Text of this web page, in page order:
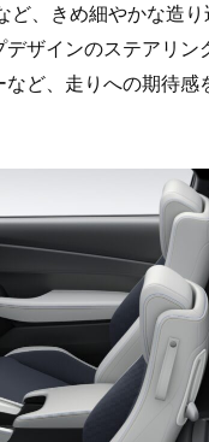
、きめ細やかな造り
ザインのステアリ
ど、走りへの期待